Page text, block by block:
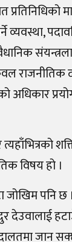
व्यवस्था,
राजनीतिक
अधिकार
विषय हो ।
जोखिम पनि छ
देउवालाई
जान